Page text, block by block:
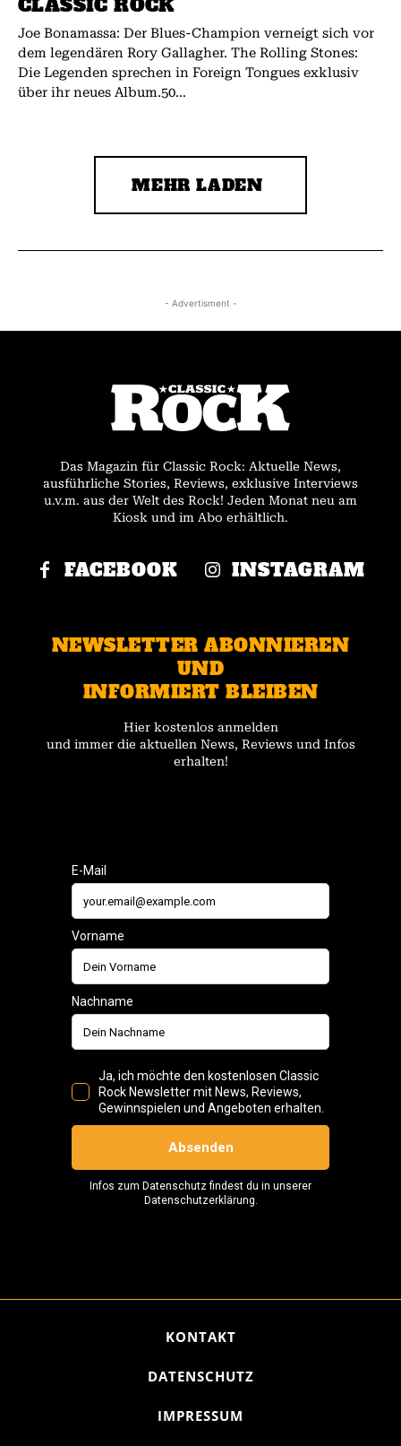
Joe Bonamassa: Der Blues-Champion verneigt sich vor
dem legendären Rory Gallagher. The Rolling Stones:
Die Legenden sprechen in Foreign Tongues exklusiv
über ihr neues Album.50...
MEHR LADEN
- Advertisment -
Das Magazin für Classic Rock: Aktuelle News,
ausführliche Stories, Reviews, exklusive Interviews
u.v.m. aus der Welt des Rock! Jeden Monat neu am
Kiosk und im Abo erhältlich.
FACEBOOK INSTAGRAM
NEWSLETTER ABONNIEREN
UND
INFORMIERT BLEIBEN
Hier kostenlos anmelden
und immer die aktuellen News, Reviews und Infos
erhalten!
KONTAKT
DATENSCHUTZ
IMPRESSUM